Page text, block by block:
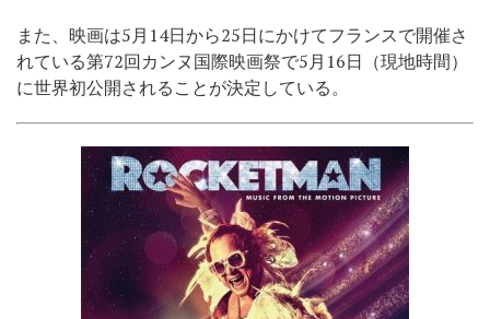
また、映画は5月14日から25日にかけてフランスで開催さ
れている第72回カンヌ国際映画祭で5月16日（現地時間）
に世界初公開されることが決定している。